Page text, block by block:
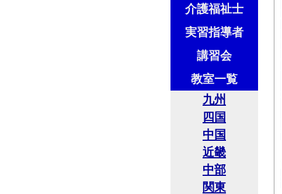
介護福祉士
実習指導者
講習会
教室一覧
九州
四国
中国
近畿
中部
関東